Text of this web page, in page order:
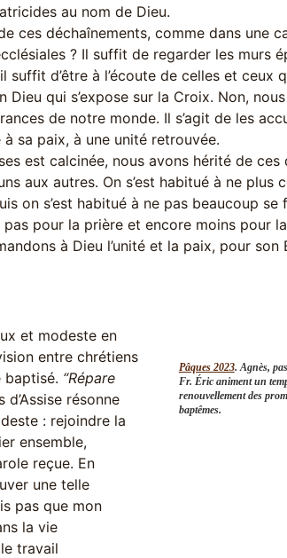
au nom de Dieu.
ces déchaînements, comme dans une
? Il suffit de regarder les murs
d’être à l’écoute de celles et ceux
Dieu qui s’expose sur la Croix. Non,
de notre monde. Il s’agit de les
sa paix, à une unité retrouvée.
est calcinée, nous avons hérité de ces
aux autres. On s’est habitué à ne plus
on s’est habitué à ne pas beaucoup se
pour la prière et encore moins pour la
à Dieu l’unité et la paix, pour son
et modeste en
entre chrétiens
baptisé. “Répare
résonne
: rejoindre la
ensemble,
reçue. En
une telle
pas que mon
la vie
travail
Pâques 2023. Agnès,
Fr. Éric animent un
renouvellement des
baptêmes.